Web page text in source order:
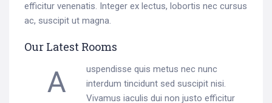
efficitur venenatis. Integer ex lectus, lobortis nec cursus
ac, suscipit ut magna.
Our Latest Rooms
Auspendisse quis metus nec nunc
interdum tincidunt sed suscipit nisi.
Vivamus iaculis dui non justo efficitur